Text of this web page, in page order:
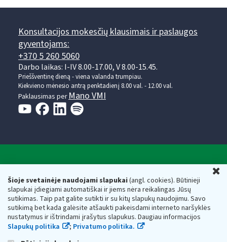
Šioje svetainėje naudojami slapukai(angl. cookies). Būtinieji
slapukai įdiegiami automatiškai ir jiems nėra reikalingas Jūsų
sutikimas. Taip pat galite sutikti ir su kitų slapukų naudojimu. Savo
sutikimą bet kada galėsite atšaukti pakeisdami interneto naršyklės
nustatymus ir ištrindami įrašytus slapukus. Daugiau informacijos
Slapukų politika
; Privatumo politika.
Konsultacijos mokesčių klausimais ir paslaugos
gyventojams:
+370 5 260 5060
Darbo laikas: I-IV 8.00-17.00, V 8.00-15.45.
Prieššventinę dieną - viena valanda trumpiau.
Kiekvieno mėnesio antrą penktadienį 8.00 val. - 12.00 val.
Paklausimas per Mano VMI
Respublikos finansų ministerijos
Biudžetinė įstaiga. Juridinio asmens kodas — 188659752,
adresas: Vasario 16-osios g. 14, 01107 Vilnius, Lietuva, el.paštas:
vmi@vmi.lt, E. pristatymo dėžutės adresas 188659752
Duomenys apie Valstybinę mokesčių inspekciją prie Lietuvos
Respublikos finansų ministerijos kaupiami ir saugomi Juridinių